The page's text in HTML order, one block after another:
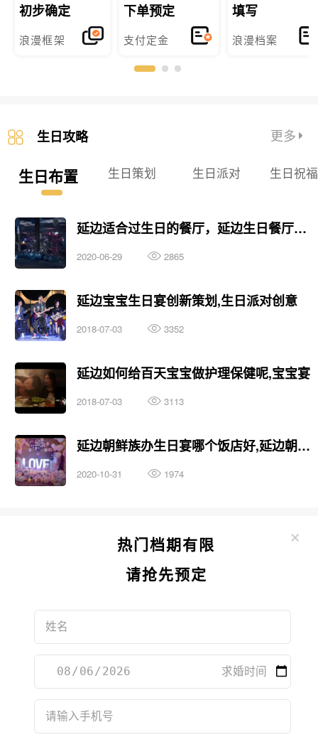
初步确定
浪漫框架
下单预定
支付定金
填写
浪漫档案
生日攻略 更多
生日布置 生日策划 生日派对 生日祝
延边适合过生日的餐厅，延边生日餐厅推荐
2020-06-29 2865
延边宝宝生日宴创新策划,生日派对创意
2018-07-03 3352
延边如何给百天宝宝做护理保健呢,宝宝宴
2018-07-03 3113
延边朝鲜族办生日宴哪个饭店好,延边朝鲜族别墅轰趴哪个好
2020-10-31 1974
×
热门档期有限
请抢先预定